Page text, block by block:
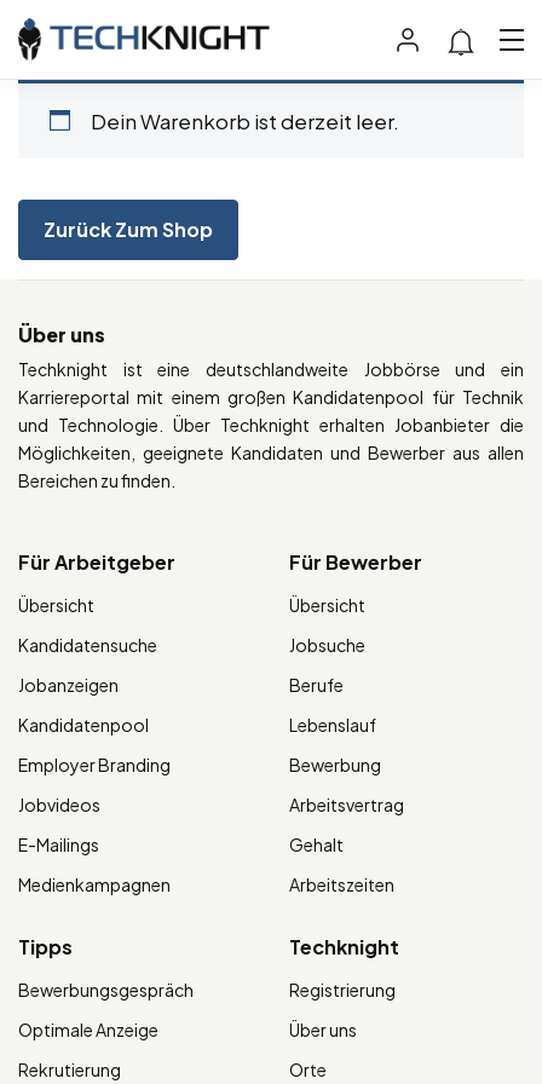
Dein Warenkorb ist derzeit leer.
Zurück Zum Shop
Über uns
Techknight ist eine deutschlandweite Jobbörse und ein
Karriereportal mit einem großen Kandidatenpool für Technik
und Technologie. Über Techknight erhalten Jobanbieter die
Möglichkeiten, geeignete Kandidaten und Bewerber aus allen
Bereichen zu finden.
Für Arbeitgeber
Übersicht
Kandidatensuche
Jobanzeigen
Kandidatenpool
Employer Branding
Jobvideos
E-Mailings
Medienkampagnen
Für Bewerber
Übersicht
Jobsuche
Berufe
Lebenslauf
Bewerbung
Arbeitsvertrag
Gehalt
Arbeitszeiten
Tipps
Bewerbungsgespräch
Optimale Anzeige
Rekrutierung
Techknight
Registrierung
Über uns
Orte